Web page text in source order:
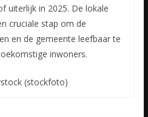
uiterlijk in 2025. De lokale
cruciale stap om de
en de gemeente leefbaar te
inwoners.
(stockfoto)